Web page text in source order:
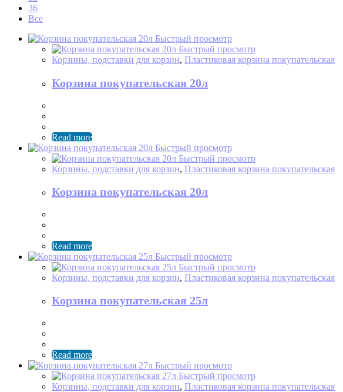
36
Все
Быстрый просмотр
Быстрый просмотр
Корзины, подставки для корзин, Пластиковая корзина покупательская
Корзина покупательская 20л
Read more
Быстрый просмотр
Быстрый просмотр
Корзины, подставки для корзин, Пластиковая корзина покупательская
Корзина покупательская 20л
Read more
Быстрый просмотр
Быстрый просмотр
Корзины, подставки для корзин, Пластиковая корзина покупательская
Корзина покупательская 25л
Read more
Быстрый просмотр
Быстрый просмотр
Корзины, подставки для корзин, Пластиковая корзина покупательская